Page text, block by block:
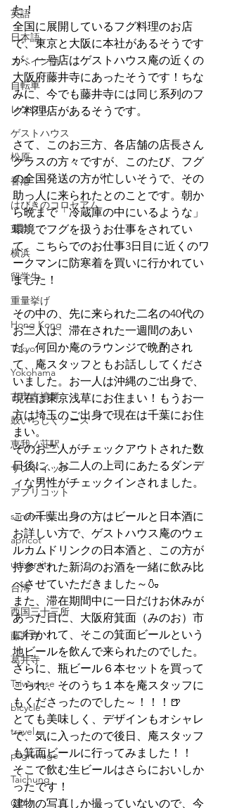
英語
日本語
スペイン語
自転車
レンタル
ゲストハウス
松原
香港
はびきのコロセアム
東京
横浜
留学生
重量挙げ
Hong Kong
Tokyo
Yokohama
古市古墳群
鼓いちじくソース
恵我ノ荘駅
サンドイッチ
アプリコット
sandwich
apricot
university
台湾
西国三十三所
藤井寺
葛井寺
Taiwanese
bicycle
travel
pilgrimage
Taichung
CD
た！
全国に展開しているフグ料理のお店
で、東京と大阪に本社があるそうです
が、一号店はゲストハウス庵の近くの
大阪府藤井寺にあったそうです！ちな
みに、今でも藤井寺には同じ系列のフ
グ料理店があるそうです。
さて、このお三方、各店舗の店長さん
クラスの方々ですが、このたび、フグ
の全国発送の方が忙しいそうで、その
助っ人に来られたとのことです。朝か
ら晩まで「冷蔵庫の中にいるような」
環境でフグを扱うお仕事をされてい
て、こちらでのお仕事3日目に近くのワ
ークマンに防寒着を買いに行かれてい
ました！
その中の、先に来られた二名の40代の
お二人は、滞在された一週間のあい
だ、何回か庵のラウンジで晩酌され
て、庵スタッフともお話ししてくださ
いました。お一人は沖縄のご出身で、
現在は東京浅草にお住まい！もうお一
方は埼玉のご出身で現在は千葉にお住
まい。
そのお二人がチェックアウトされた数
日後に、お二人の上司にあたるダンデ
ィな男性がチェックインされました。
この千葉出身の方はビールと日本酒に
お詳しい方で、ゲストハウス庵のウェ
ルカムドリンクの日本酒と、この方が
持参された新潟のお酒を一緒に飲み比
べさせていただきました～🍶
また、滞在期間中に一日だけお休みが
あった日に、大阪府箕面（みのお）市
に行かれて、そこの箕面ビールという
地ビールを飲んで来られたのでした。
さらに、瓶ビール６本セットを買って
こられ、そのうち１本を庵スタッフに
もくださったのでした～！！！🍺
とても美味しく、デザインもオシャレ
で、気に入ったので後日、庵スタッフ
も箕面ビールに行ってみました！！
そこで飲む生ビールはさらにおいしか
ったです！
建物の写真しか撮っていないので、今